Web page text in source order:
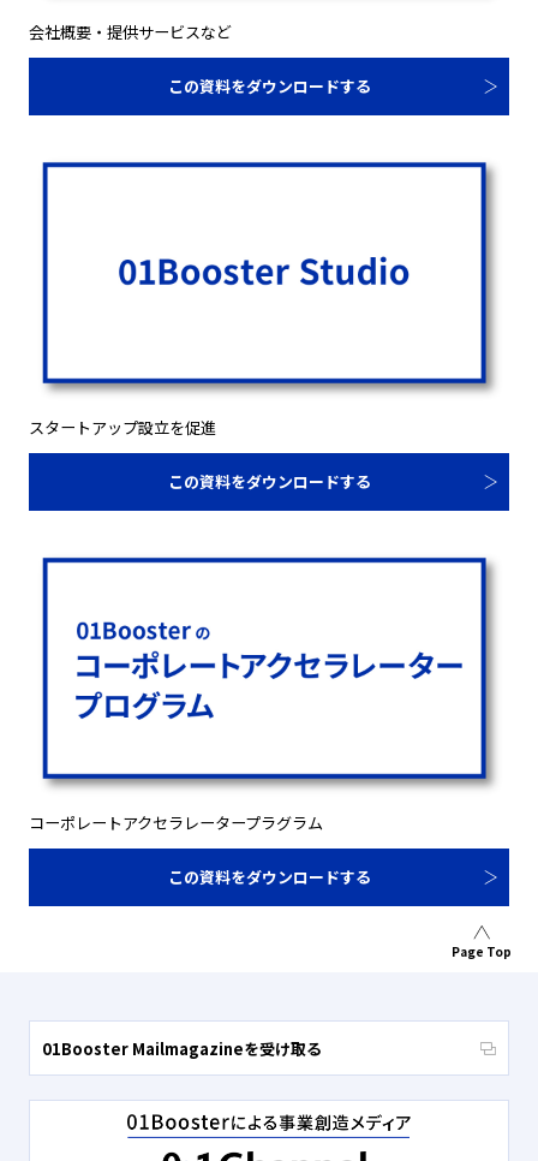
会社概要・提供サービスなど
この資料をダウンロードする
スタートアップ設立を促進
この資料をダウンロードする
コーポレートアクセラレータープラグラム
この資料をダウンロードする
Page Top
01Booster Mailmagazineを受け取る